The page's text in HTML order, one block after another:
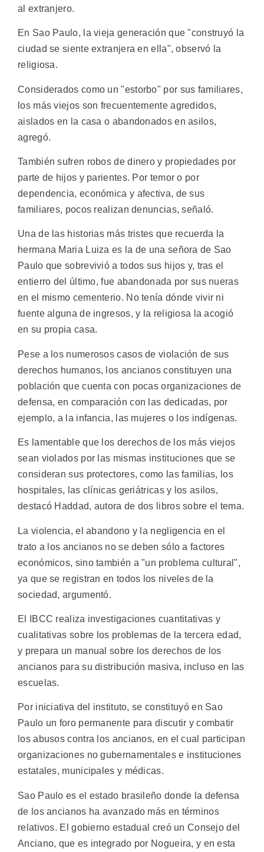
al extranjero.
En Sao Paulo, la vieja generación que "construyó la
ciudad se siente extranjera en ella", observó la
religiosa.
Considerados como un "estorbo" por sus familiares,
los más viejos son frecuentemente agredidos,
aislados en la casa o abandonados en asilos,
agregó.
También sufren robos de dinero y propiedades por
parte de hijos y parientes. Por temor o por
dependencia, económica y afectiva, de sus
familiares, pocos realizan denuncias, señaló.
Una de las historias más tristes que recuerda la
hermana Maria Luiza es la de una señora de Sao
Paulo que sobrevivió a todos sus hijos y, tras el
entierro del último, fue abandonada por sus nueras
en el mismo cementerio. No tenía dónde vivir ni
fuente alguna de ingresos, y la religiosa la acogió
en su propia casa.
Pese a los numerosos casos de violación de sus
derechos humanos, los ancianos constituyen una
población que cuenta con pocas organizaciones de
defensa, en comparación con las dedicadas, por
ejemplo, a la infancia, las mujeres o los indígenas.
Es lamentable que los derechos de los más viejos
sean violados por las mismas instituciones que se
consideran sus protectores, como las familias, los
hospitales, las clínicas geriátricas y los asilos,
destacó Haddad, autora de dos libros sobre el tema.
La violencia, el abandono y la negligencia en el
trato a los ancianos no se deben sólo a factores
económicos, sino también a "un problema cultural",
ya que se registran en todos los niveles de la
sociedad, argumentó.
El IBCC realiza investigaciones cuantitativas y
cualitativas sobre los problemas de la tercera edad,
y prepara un manual sobre los derechos de los
ancianos para su distribución masiva, incluso en las
escuelas.
Por iniciativa del instituto, se constituyó en Sao
Paulo un foro permanente para discutir y combatir
los abusos contra los ancianos, en el cual participan
organizaciones no gubernamentales e instituciones
estatales, municipales y médicas.
Sao Paulo es el estado brasileño donde la defensa
de los ancianos ha avanzado más en términos
relativos. El gobierno estadual creó un Consejo del
Anciano, que es integrado por Nogueira, y en esta